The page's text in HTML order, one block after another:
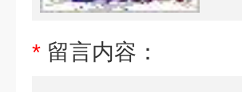
* 留言内容：